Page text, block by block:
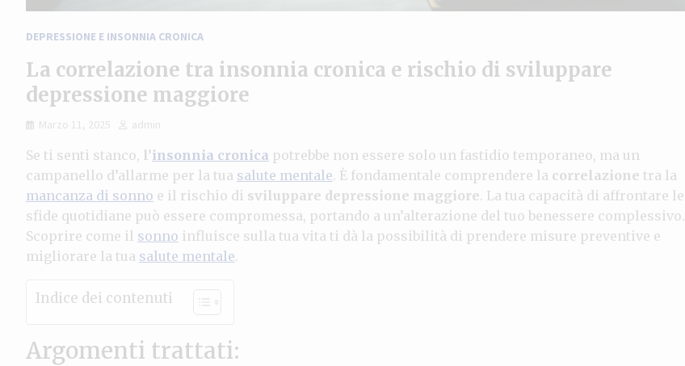
DEPRESSIONE E INSONNIA CRONICA
La correlazione tra insonnia cronica e rischio di sviluppare
depressione maggiore
Marzo 11, 2025 admin
Se ti senti stanco, l’insonnia cronica potrebbe non essere solo un fastidio temporaneo, ma un
campanello d’allarme per la tua salute mentale. È fondamentale comprendere la correlazione tra la
mancanza di sonno e il rischio di sviluppare depressione maggiore. La tua capacità di affrontare le
sfide quotidiane può essere compromessa, portando a un’alterazione del tuo benessere complessivo.
Scoprire come il sonno influisce sulla tua vita ti dà la possibilità di prendere misure preventive e
migliorare la tua salute mentale.
Indice dei contenuti
Argomenti trattati: